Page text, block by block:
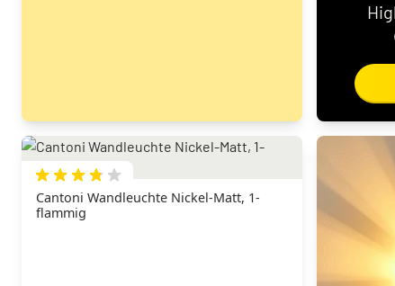
Cantoni Wandleuchte Nickel-Matt, 1-
flammig